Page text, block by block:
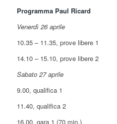
Programma Paul Ricard
Venerdì 26 aprile
10.35 – 11.35, prove libere 1
14.10 – 15.10, prove libere 2
Sabato 27 aprile
9.00, qualifica 1
11.40, qualifica 2
16.00, gara 1 (70 min.)